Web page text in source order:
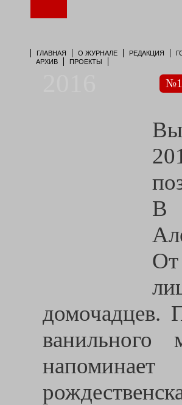
ГЛАВНАЯ О ЖУРНАЛЕ РЕДАКЦИЯ
АРХИВ
ПРОЕКТЫ
№1
В
От
домочадцев.
ванильного